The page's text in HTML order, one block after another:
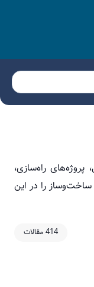
راه‌سازی،
را در این
414 مقالات